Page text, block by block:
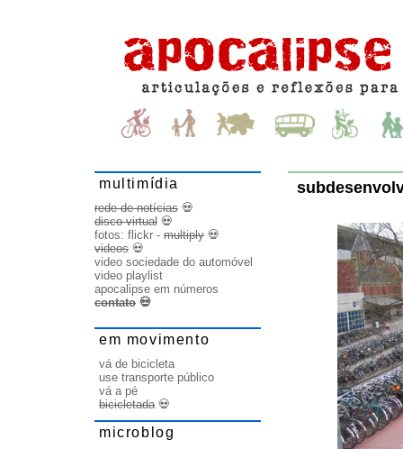
multimídia
rede de notícias 💀
disco virtual 💀
fotos: flickr - multiply 💀
videos 💀
video sociedade do automóvel
video playlist
apocalipse em números
contato 💀
em movimento
vá de bicicleta
use transporte público
vá a pé
bicicletada💀
microblog